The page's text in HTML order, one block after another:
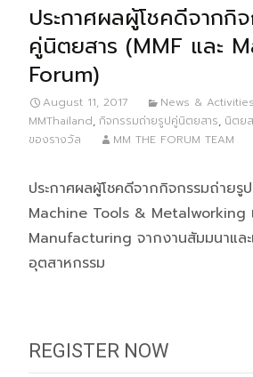
ประกาศผลผู้โชคดีจากกิ
คู่นิตยสาร (MMF และ
Forum)
August 11, 2017 News & Activities
MMThailand, กิจกรรมถ่ายรูปคู่นิตยสาร, นิตย
ของรางวัล
MM THE FORUM TEAM
ประกาศผลผู้โชคดีจากกิจกรรมถ่ายรู
Machine Tools & Metalworking
Manufacturing จากงานสัมมนาแล
อุตสาหกรรม
REGISTER NOW